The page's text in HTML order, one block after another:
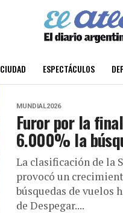
CIUDAD ESPECTÁCULOS
MUNDIAL2026
Furor por la
6.000% la
La clasificación de la
provocó un
búsquedas de vuelos
de Despegar....